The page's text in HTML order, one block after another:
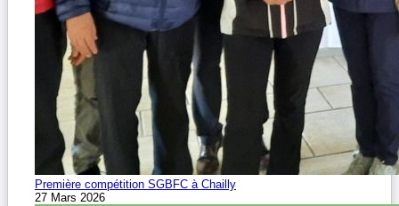
Première compétition SGBFC à Chailly
27 Mars 2026